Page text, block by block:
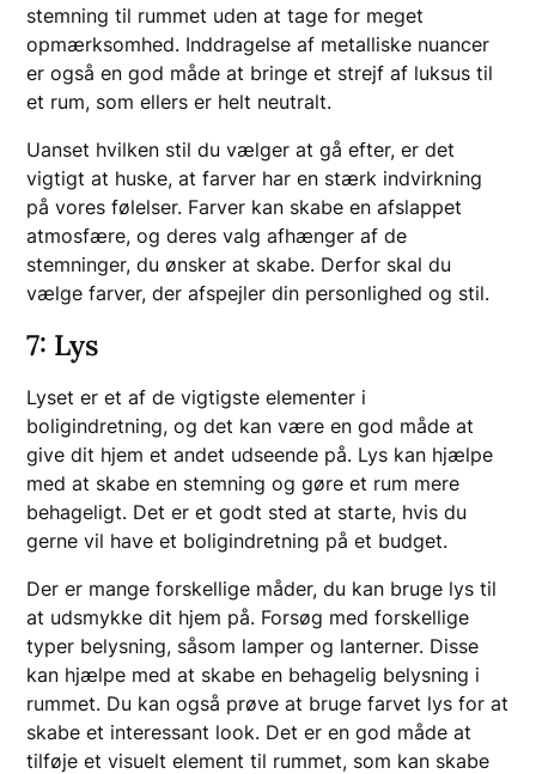
stemning til rummet uden at tage for meget
opmærksomhed. Inddragelse af metalliske nuancer
er også en god måde at bringe et strejf af luksus til
et rum, som ellers er helt neutralt.
Uanset hvilken stil du vælger at gå efter, er det
vigtigt at huske, at farver har en stærk indvirkning
på vores følelser. Farver kan skabe en afslappet
atmosfære, og deres valg afhænger af de
stemninger, du ønsker at skabe. Derfor skal du
vælge farver, der afspejler din personlighed og stil.
7: Lys
Lyset er et af de vigtigste elementer i
boligindretning, og det kan være en god måde at
give dit hjem et andet udseende på. Lys kan hjælpe
med at skabe en stemning og gøre et rum mere
behageligt. Det er et godt sted at starte, hvis du
gerne vil have et boligindretning på et budget.
Der er mange forskellige måder, du kan bruge lys til
at udsmykke dit hjem på. Forsøg med forskellige
typer belysning, såsom lamper og lanterner. Disse
kan hjælpe med at skabe en behagelig belysning i
rummet. Du kan også prøve at bruge farvet lys for at
skabe et interessant look. Det er en god måde at
tilføje et visuelt element til rummet, som kan skabe